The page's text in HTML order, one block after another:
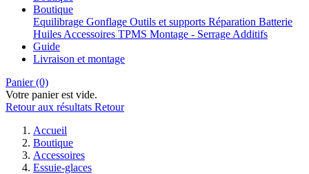
Boutique
Equilibrage Gonflage Outils et supports Réparation Batterie
Huiles Accessoires TPMS Montage - Serrage Additifs
Guide
Livraison et montage
Panier (0)
Votre panier est vide.
Retour aux résultats Retour
Accueil
Boutique
Accessoires
Essuie-glaces